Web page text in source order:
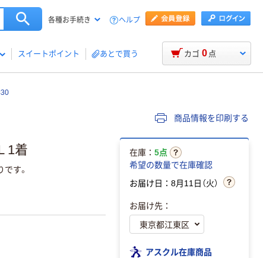
各種お手続き ヘルプ
スイートポイント あとで買う カゴ 0 点
商品情報を印刷する
1着
す。
在庫： 5点
希望の数量で在庫確認
お届け日：8月11日（火）
お届け先：
アスクル在庫商品